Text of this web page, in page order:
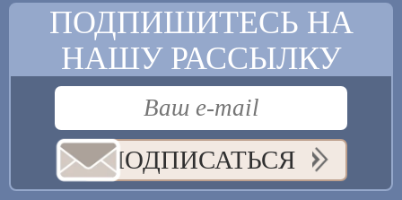
ПОДПИШИТЕСЬ НА
НАШУ РАССЫЛКУ
ПОДПИСАТЬСЯ